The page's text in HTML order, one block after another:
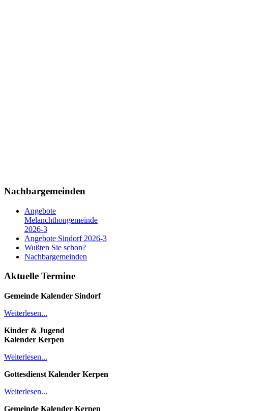
Nachbargemeinden
Angebote
Melanchthongemeinde
2026-3
Angebote Sindorf 2026-3
Wußten Sie schon?
Nachbargemeinden
Aktuelle Termine
Gemeinde Kalender Sindorf
Weiterlesen...
Kinder & Jugend
Kalender Kerpen
Weiterlesen...
Gottesdienst Kalender Kerpen
Weiterlesen...
Gemeinde Kalender Kerpen